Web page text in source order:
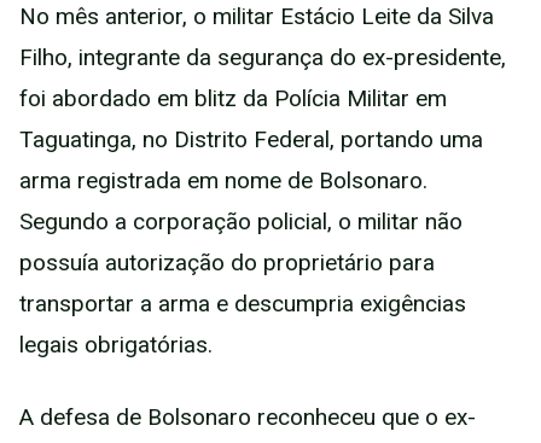
No mês anterior, o militar Estácio Leite da Silva
Filho, integrante da segurança do ex-presidente,
foi abordado em blitz da Polícia Militar em
Taguatinga, no Distrito Federal, portando uma
arma registrada em nome de Bolsonaro.
Segundo a corporação policial, o militar não
possuía autorização do proprietário para
transportar a arma e descumpria exigências
legais obrigatórias.
A defesa de Bolsonaro reconheceu que o ex-